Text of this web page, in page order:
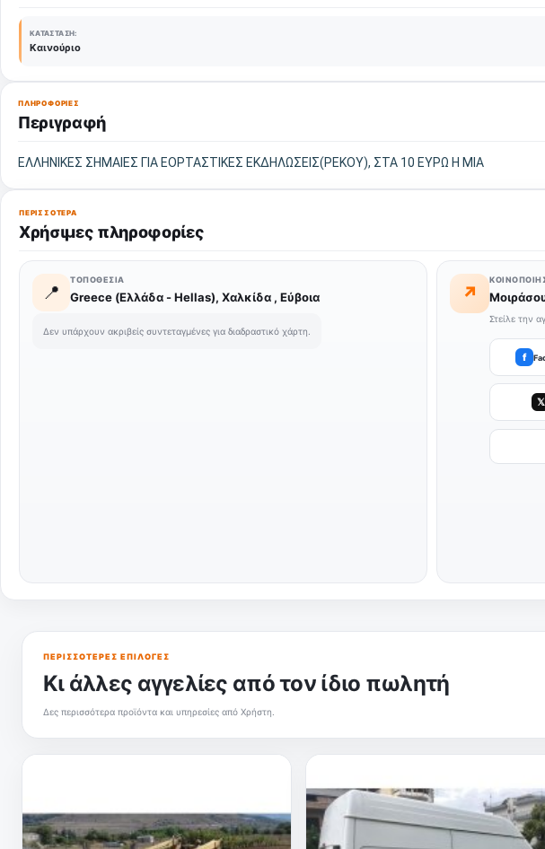
ΚΑΤΆΣΤΑΣΗ:
Καινούριο
ΠΛΗΡΟΦΟΡΊΕΣ
Περιγραφή
ΕΛΛΗΝΙΚΕΣ ΣΗΜΑΙΕΣ ΓΙΑ ΕΟΡΤΑΣΤΙΚΕΣ ΕΚΔΗΛΩΣΕΙΣ(ΡΕΚΟΥ), ΣΤΑ 10 ΕΥΡΩ Η ΜΙΑ
ΠΕΡΙΣΣΌΤΕΡΑ
Χρήσιμες πληροφορίες
📍
ΤΟΠΟΘΕΣΊΑ
Greece (Ελλάδα - Hellas), Χαλκίδα , Εύβοια
Δεν υπάρχουν ακριβείς συντεταγμένες για διαδραστικό χάρτη.
↗
Στείλε την
f
𝕏
ΠΕΡΙΣΣΌΤΕΡΕΣ ΕΠΙΛΟΓΈΣ
Κι άλλες αγγελίες από τον ίδιο πωλητή
Δες περισσότερα προϊόντα και υπηρεσίες από Χρήστη.